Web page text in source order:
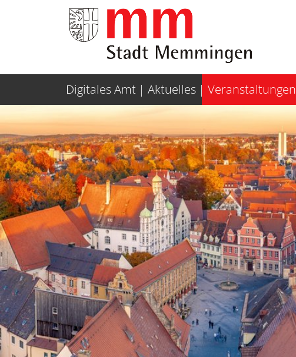
Weiter zur Navigation Weiter zum Inhalt
Digitales Amt Aktuelles Veranstaltungen